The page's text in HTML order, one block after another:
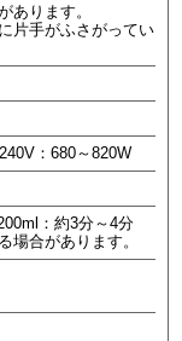
あります。
片手がふさがってい
：680～820W
：約3分～4分
場合があります。